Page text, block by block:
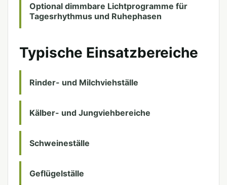
Optional dimmbare Lichtprogramme für
Tagesrhythmus und Ruhephasen
Typische Einsatzbereiche
Rinder- und Milchviehställe
Kälber- und Jungviehbereiche
Schweineställe
Geflügelställe